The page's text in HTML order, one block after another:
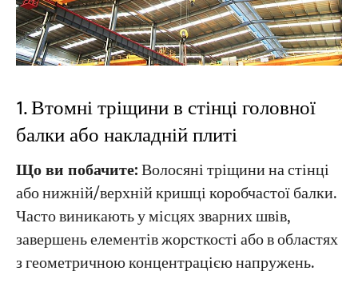
1. Втомні тріщини в стінці головної
балки або накладній плиті
Що ви побачите:Волосяні тріщини на стінці
або нижній/верхній кришці коробчастої балки.
Часто виникають у місцях зварних швів,
завершень елементів жорсткості або в областях
з геометричною концентрацією напружень.